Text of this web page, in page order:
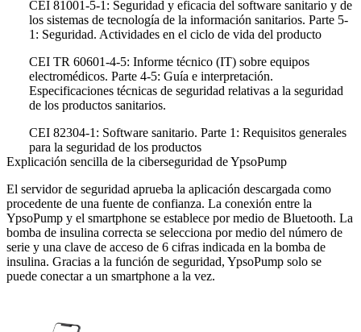
CEI 81001-5-1: Seguridad y eficacia del software sanitario y de
los sistemas de tecnología de la información sanitarios. Parte 5-
1: Seguridad. Actividades en el ciclo de vida del producto
CEI TR 60601-4-5: Informe técnico (IT) sobre equipos
electromédicos. Parte 4-5: Guía e interpretación.
Especificaciones técnicas de seguridad relativas a la seguridad
de los productos sanitarios.
CEI 82304-1: Software sanitario. Parte 1: Requisitos generales
para la seguridad de los productos
Explicación sencilla de la ciberseguridad de YpsoPump
El servidor de seguridad aprueba la aplicación descargada como
procedente de una fuente de confianza. La conexión entre la
YpsoPump y el smartphone se establece por medio de Bluetooth. La
bomba de insulina correcta se selecciona por medio del número de
serie y una clave de acceso de 6 cifras indicada en la bomba de
insulina. Gracias a la función de seguridad, YpsoPump solo se
puede conectar a un smartphone a la vez.